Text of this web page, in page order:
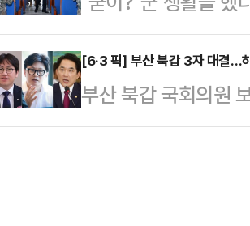
'현실'이 아닌 자신의
컸다. 이어 울산 아
다.이들 지역 모두
정부청사가 있어 공
중공…
한다는 이유로 비행
이 쓸었던 기억이 있
은 활주로 일대를 대
경쟁 불쏘시개가 돼
[6·3 픽] 부산 북갑 3자 대결
부산 북갑 국회의원
수석과 한동훈 전 국